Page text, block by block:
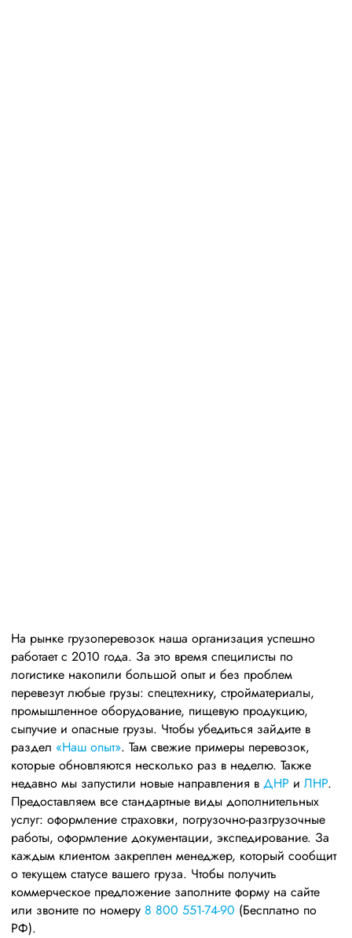
На рынке грузоперевозок наша организация успешно
работает с 2010 года. За это время специлисты по
логистике накопили большой опыт и без проблем
перевезут любые грузы: спецтехнику, стройматериалы,
промышленное оборудование, пищевую продукцию,
сыпучие и опасные грузы. Чтобы убедиться зайдите в
раздел «Наш опыт». Там свежие примеры перевозок,
которые обновляются несколько раз в неделю. Также
недавно мы запустили новые направления в ДНР и ЛНР.
Предоставляем все стандартные виды дополнительных
услуг: оформление страховки, погрузочно-разгрузочные
работы, оформление документации, экспедирование. За
каждым клиентом закреплен менеджер, который сообщит
о текущем статусе вашего груза. Чтобы получить
коммерческое предложение заполните форму на сайте
или звоните по номеру 8 800 551-74-90 (Бесплатно по
РФ).